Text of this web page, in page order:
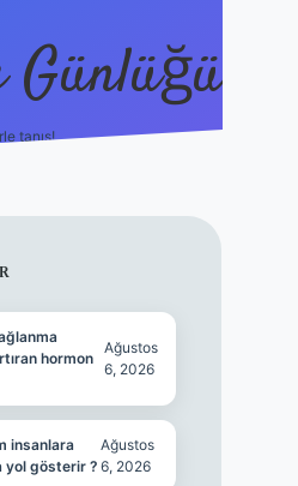
Günlüğü
tanış!
hormon
Ağustos
6, 2026
insanlara
yol gösterir ?
Ağustos
6, 2026
https://